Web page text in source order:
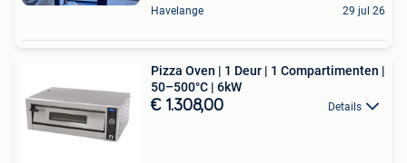
Havelange 29 jul 26
Pizza Oven | 1 Deur | 1 Compartimenten |
50–500°C | 6kW
€ 1.308,00 Details